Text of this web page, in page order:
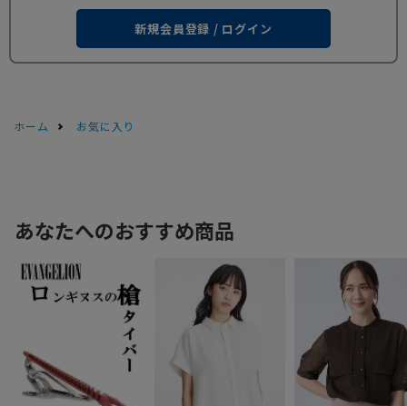
新規会員登録 / ログイン
ホーム お気に入り